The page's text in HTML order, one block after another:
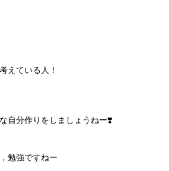
えている人！
自分作りをしましょうねー❣️
勉強ですねー